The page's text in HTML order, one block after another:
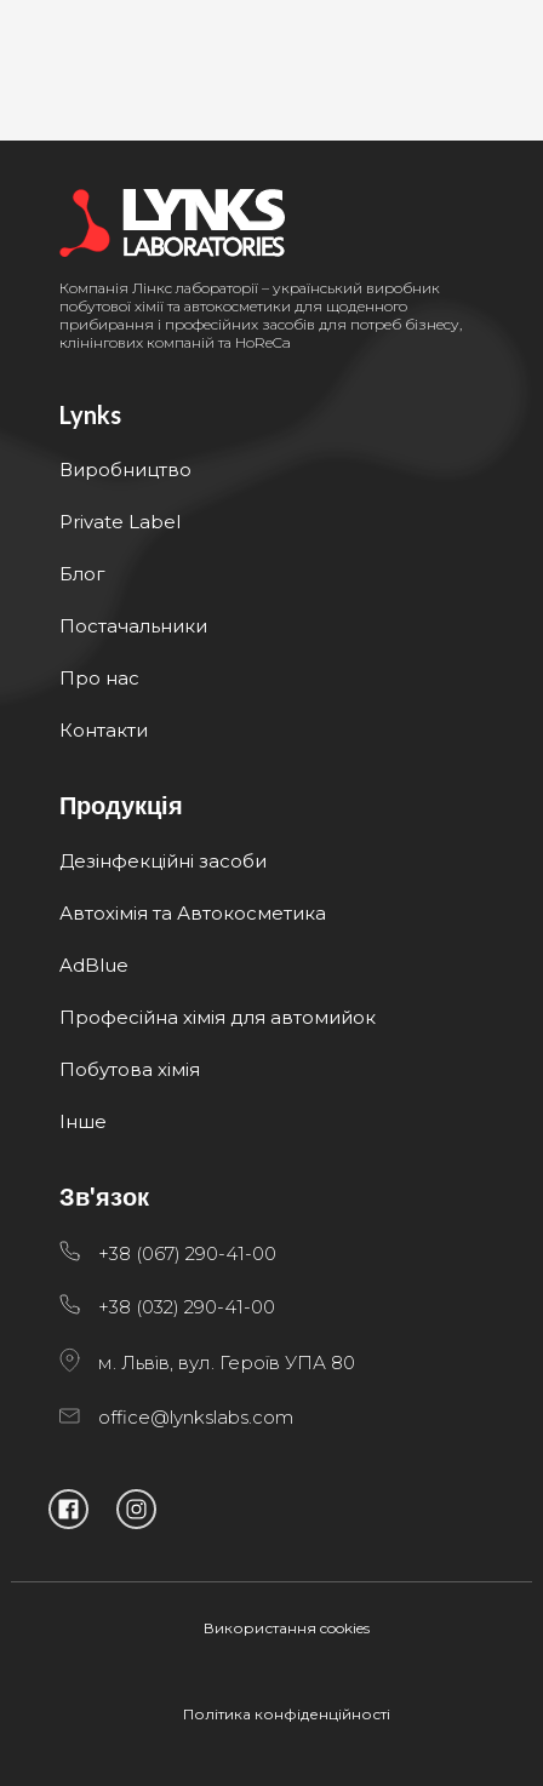
Компанія Лінкс лабораторії – український виробник
побутової хімії та автокосметики для щоденного
прибирання і професійних засобів для потреб бізнесу,
клінінгових компаній та HoReCa
Lynks
Виробництво
Private Label
Блог
Постачальники
Про нас
Контакти
Продукція
Дезінфекційні засоби
Автохімія та Автокосметика
AdBlue
Професійна хімія для автомийок
Побутова хімія
Інше
Зв'язок
+38 (067) 290-41-00
+38 (032) 290-41-00
м. Львів, вул. Героїв УПА 80
office@lynkslabs.com
Використання cookies
Політика конфіденційності